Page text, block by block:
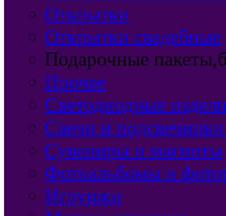
Открытки
Открытки свадебные
Подарочные
Прочее
Светодиодные
Свечи и
Сувениры и магниты
Фотоальбомы и
Игрушки